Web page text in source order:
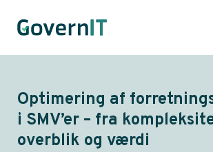
Optimering af
i SMV’er – fra
overblik og værdi